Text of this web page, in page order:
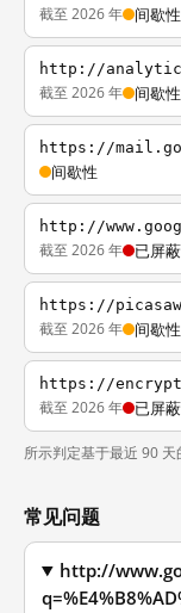
截至 2026 年 间歇性
http://
截至 2026 年 间歇性
https://
间歇性
http://
截至 2026 年 已屏蔽
https://
截至 2026 年 间歇性
https://
截至 2026 年 已屏蔽
所示判定基于最近 90 天
常见问题
http://